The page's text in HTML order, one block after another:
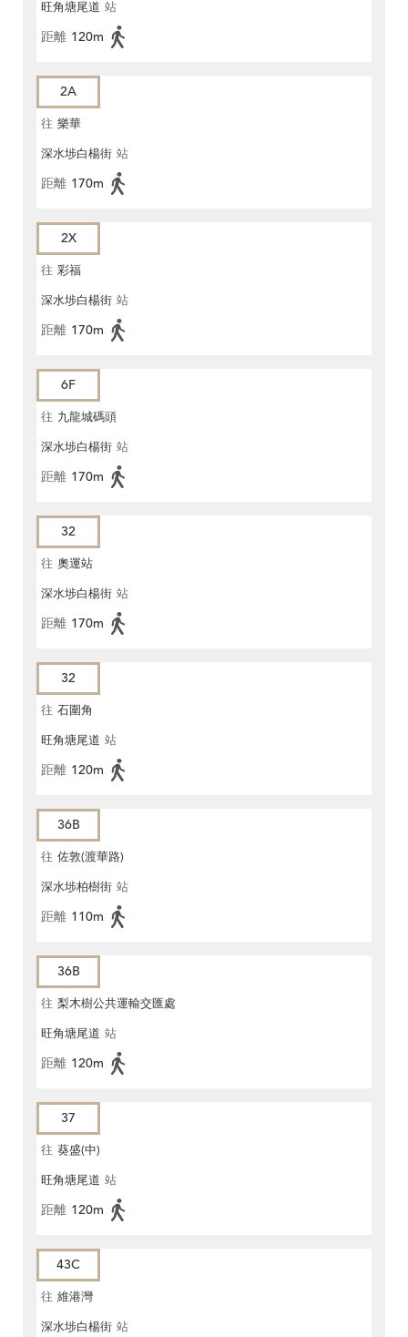
旺角塘尾道 站
距離 120m
2A
往 樂華
深水埗白楊街 站
距離 170m
2X
往 彩福
深水埗白楊街 站
距離 170m
6F
往 九龍城碼頭
深水埗白楊街 站
距離 170m
32
往 奧運站
深水埗白楊街 站
距離 170m
32
往 石圍角
旺角塘尾道 站
距離 120m
36B
往 佐敦(渡華路)
深水埗柏樹街 站
距離 110m
36B
往 梨木樹公共運輸交匯處
旺角塘尾道 站
距離 120m
37
往 葵盛(中)
旺角塘尾道 站
距離 120m
43C
往 維港灣
深水埗白楊街 站